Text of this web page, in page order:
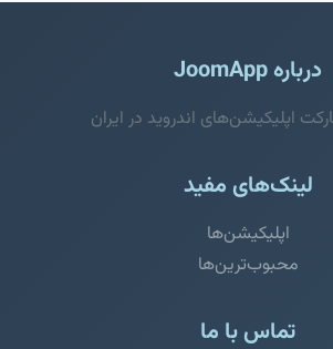
درباره JoomApp
اپلیکیشن‌های اندروید در ایران
لینک‌های مفید
اپلیکیشن‌ها
محبوب‌ترین‌ها
تماس با ما